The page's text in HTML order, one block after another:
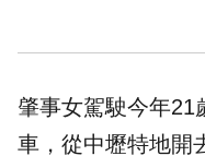
肇事女駕駛今年21
車，從中壢特地開